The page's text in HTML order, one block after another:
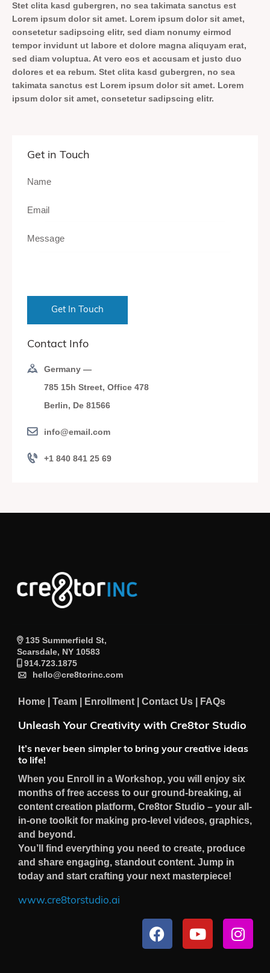
Stet clita kasd gubergren, no sea takimata sanctus est
Lorem ipsum dolor sit amet. Lorem ipsum dolor sit amet,
consetetur sadipscing elitr, sed diam nonumy eirmod
tempor invidunt ut labore et dolore magna aliquyam erat,
sed diam voluptua. At vero eos et accusam et justo duo
dolores et ea rebum. Stet clita kasd gubergren, no sea
takimata sanctus est Lorem ipsum dolor sit amet. Lorem
ipsum dolor sit amet, consetetur sadipscing elitr.
Get in Touch
Contact Info
Germany —
785 15h Street, Office 478
Berlin, De 81566
info@email.com
+1 840 841 25 69
135 Summerfield St,
Scarsdale, NY 10583
914.723.1875
hello@cre8torinc.com
Home| Team| Enrollment| Contact Us| FAQs
Unleash Your Creativity with Cre8tor Studio
It’s never been simpler to bring your creative ideas
to life!
When you Enroll in a Workshop, you will enjoy six
months of free access to our ground-breaking, ai
content creation platform, Cre8tor Studio – your all-
in-one toolkit for making pro-level videos, graphics,
and beyond.
You’ll find everything you need to create, produce
and share engaging, standout content. Jump in
today and start crafting your next masterpiece!
www.cre8torstudio.ai